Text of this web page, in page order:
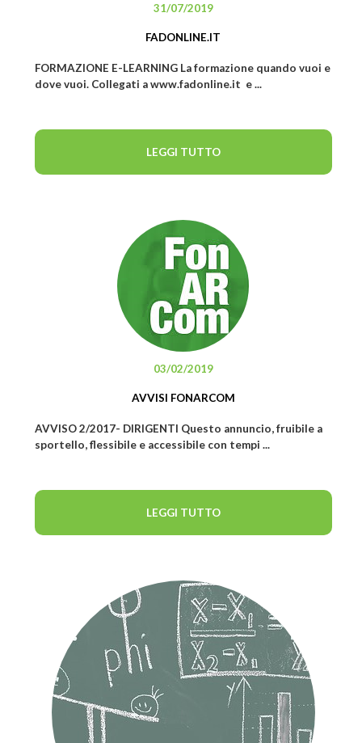
31/07/2019
FADONLINE.IT
FORMAZIONE E-LEARNING La formazione quando vuoi e
dove vuoi. Collegati a www.fadonline.it e ...
LEGGI TUTTO
03/02/2019
AVVISI FONARCOM
AVVISO 2/2017- DIRIGENTI Questo annuncio, fruibile a
sportello, flessibile e accessibile con tempi ...
LEGGI TUTTO